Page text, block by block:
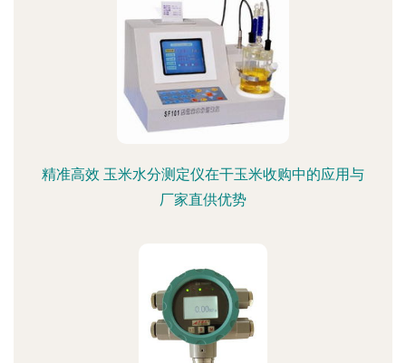
精准高效 玉米水分测定仪在干玉米收购中的应用与
厂家直供优势